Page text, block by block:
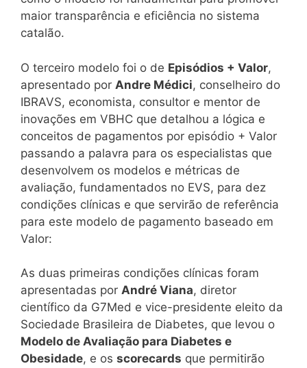
maior transparência e eficiência no sistema
catalão.
O terceiro modelo foi o de Episódios + Valor,
apresentado por Andre Médici, conselheiro do
IBRAVS, economista, consultor e mentor de
inovações em VBHC que detalhou a lógica e
conceitos de pagamentos por episódio + Valor
passando a palavra para os especialistas que
desenvolvem os modelos e métricas de
avaliação, fundamentados no EVS, para dez
condições clínicas e que servirão de referência
para este modelo de pagamento baseado em
Valor:
As duas primeiras condições clínicas foram
apresentadas por André Viana, diretor
científico da G7Med e vice-presidente eleito da
Sociedade Brasileira de Diabetes, que levou o
Modelo de Avaliação para Diabetes e
Obesidade, e os scorecards que permitirão